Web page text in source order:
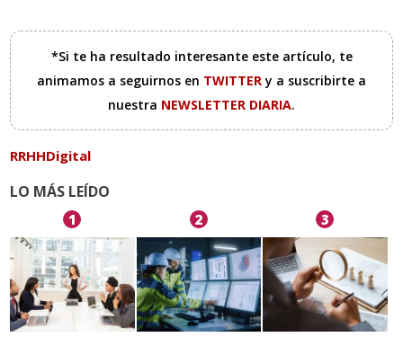
*Si te ha resultado interesante este artículo, te
animamos a seguirnos en TWITTERy a suscribirte a
nuestra NEWSLETTER DIARIA.
RRHHDigital
LO MÁS LEÍDO
1 2 3